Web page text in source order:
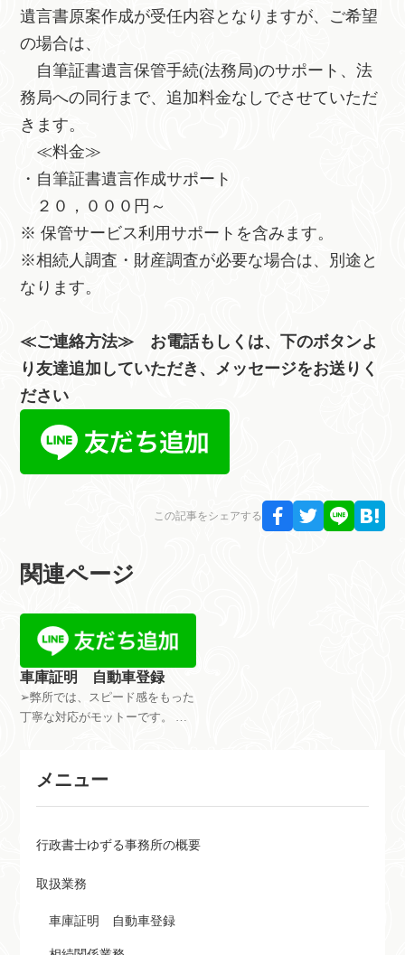
遺言書原案作成が受任内容となりますが、ご希望
の場合は、
自筆証書遺言保管手続(法務局)のサポート、法
務局への同行まで、追加料金なしでさせていただ
きます。
≪料金≫
・自筆証書遺言作成サポート
２０，０００円～
※ 保管サービス利用サポートを含みます。
※相続人調査・財産調査が必要な場合は、別途と
なります。
≪ご連絡方法≫ お電話もしくは、下のボタンよ
り友達追加していただき、メッセージをお送りく
ださい
この記事をシェアする
関連ページ
車庫証明 自動車登録
➢弊所では、スピード感をもった
丁寧な対応がモットーです。
限り、対応いたします。 お客
メニュー
行政書士ゆずる事務所の概要
取扱業務
車庫証明 自動車登録